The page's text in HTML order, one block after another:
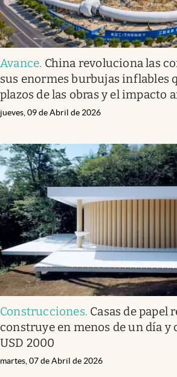
Avance. China revoluciona las
sus enormes burbujas inflables
plazos de las obras y el impacto
jueves, 09 de Abril de 2026
Construcciones. Casas de papel
construye en menos de un día y
USD 2000
martes, 07 de Abril de 2026